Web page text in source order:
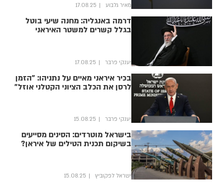
מאיר גלבוע 17.08.25
דרמה באנגליה: מחנה שיעי בוטל
בגלל קשרים למשטר האיראני
יענקי פרבר 17.08.25
בכיר איראני מאיים על נתניהו: "הזמן
לרסן את הכלב הציוני הקטלני אוזל"
יענקי פרבר 15.08.25
בישראל מוטרדים: הסינים מסייעים
בשיקום תכנית הטילים של איראן?
ישראל לפקוביץ 15.08.25